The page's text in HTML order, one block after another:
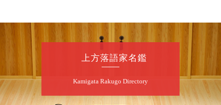
お問合せ：らららのらくご会予約事務局
090-6976-1777 email：
lalalanorakugo@gmail.com
昼
上方落語家名鑑
Kamigata Rakugo Directory